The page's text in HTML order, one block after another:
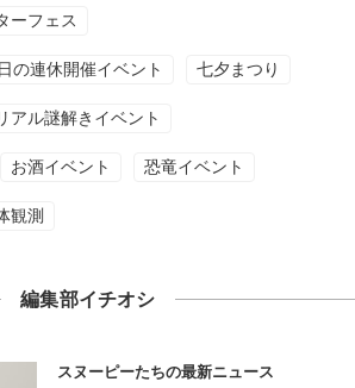
ーフェス
の連休開催イベント 七夕まつり
アル謎解きイベント
お酒イベント 恐竜イベント
観測
編集部イチオシ
スヌーピーたちの最新ニュース